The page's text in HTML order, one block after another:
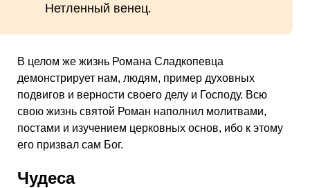
Нетленный венец.
В целом же жизнь Романа Сладкопевца
демонстрирует нам, людям, пример духовных
подвигов и верности своего делу и Господу. Всю
свою жизнь святой Роман наполнил молитвами,
постами и изучением церковных основ, ибо к этому
его призвал сам Бог.
Чудеса